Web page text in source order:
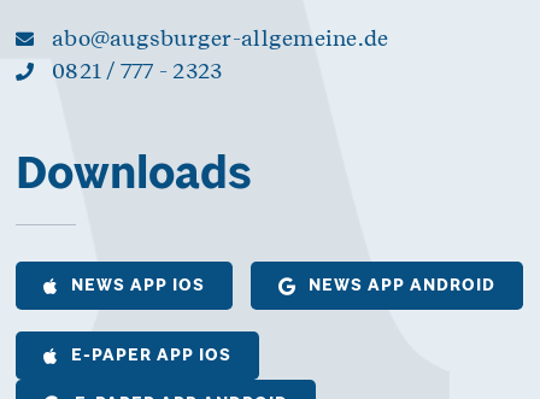
abo@augsburger-allgemeine.de
0821 / 777 - 2323
Downloads
NEWS APP IOS NEWS APP ANDROID
E-PAPER APP IOS